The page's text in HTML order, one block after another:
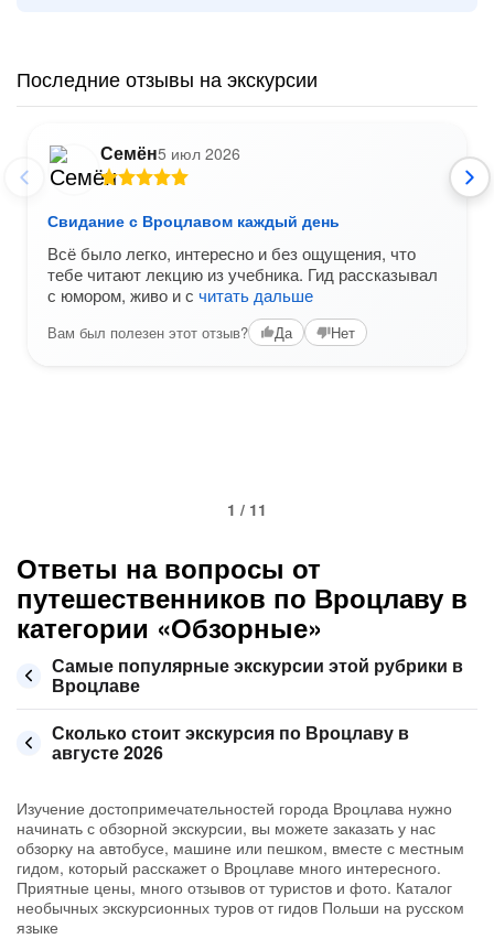
Последние отзывы на экскурсии
Семён5 июл 2026
Свидание с Вроцлавом каждый день
Всё было легко, интересно и без ощущения, что
тебе читают лекцию из учебника. Гид рассказывал
с юмором, живо и с читать дальше
Вам был полезен этот отзыв? Да Нет
1 / 11
Ответы на вопросы от
путешественников по Вроцлаву в
категории «Обзорные»
Самые популярные экскурсии этой рубрики в
Вроцлаве
Сколько стоит экскурсия по Вроцлаву в
августе 2026
Изучение достопримечательностей города Вроцлава нужно
начинать с обзорной экскурсии, вы можете заказать у нас
обзорку на автобусе, машине или пешком, вместе с местным
гидом, который расскажет о Вроцлаве много интересного.
Приятные цены, много отзывов от туристов и фото. Каталог
необычных экскурсионных туров от гидов Польши на русском
языке